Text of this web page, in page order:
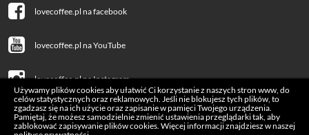
lovecoffee.pl na facebook
lovecoffee.pl na YouTube
lovecoffee.pl na Instagram
Używamy plików cookies aby ułatwić Ci korzystanie z naszych stron www, do
celów statystycznych oraz reklamowych. Jeśli nie blokujesz tych plików, to
zgadzasz się na ich użycie oraz zapisanie w pamięci Twojego urządzenia.
Pamiętaj, że możesz samodzielnie zmienić ustawienia przeglądarki tak, aby
zablokować zapisywanie plików cookies. Więcej informacji znajdziesz w naszej